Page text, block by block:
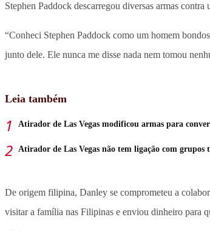
Stephen Paddock descarregou diversas armas
“Conheci Stephen Paddock como um homem
junto dele. Ele nunca me disse nada nem tomou
Leia também
Atirador de Las Vegas modificou armas para
Atirador de Las Vegas não tem ligação com
De origem filipina, Danley se comprometeu a
visitar a família nas Filipinas e enviou dinheiro para